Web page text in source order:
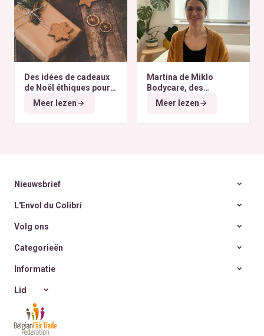
Des idées de cadeaux
de Noël éthiques pour
tous les budgets
Meer lezen
Martina de Miklo
Bodycare, des
déodorants naturels et
zéro déchet
A la
Meer lezen
Nieuwsbrief
L'Envol du Colibri
Volg ons
Categorieën
Informatie
Lid